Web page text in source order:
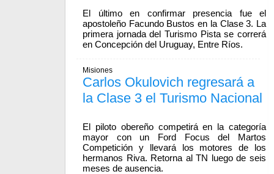
El último en confirmar presencia fue el
apostoleño Facundo Bustos en la Clase 3. La
primera jornada del Turismo Pista se correrá
en Concepción del Uruguay, Entre Ríos.
Misiones
Carlos Okulovich regresará a
la Clase 3 el Turismo Nacional
El piloto obereño competirá en la categoría
mayor con un Ford Focus del Martos
Competición y llevará los motores de los
hermanos Riva. Retorna al TN luego de seis
meses de ausencia.